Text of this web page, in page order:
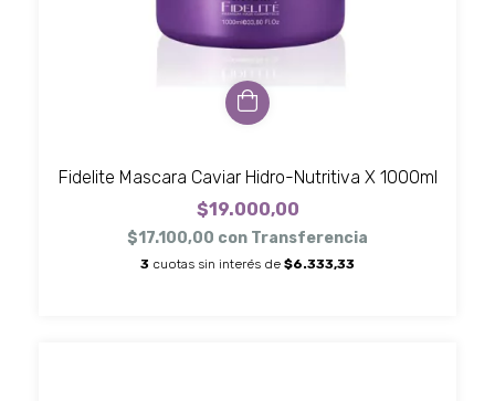
Fidelite Mascara Caviar Hidro-Nutritiva X 1000ml
$19.000,00
$17.100,00 con Transferencia
3 cuotas sin interés de $6.333,33